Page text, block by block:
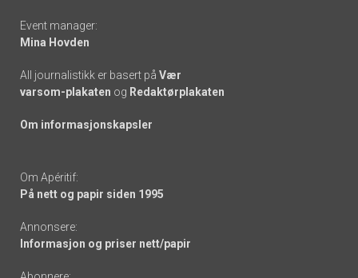
Event manager:
Mina Hovden
All journalistikk er basert på Vær
varsom-plakaten og Redaktørplakaten
Om informasjonskapsler
Om Apéritif:
På nett og papir siden 1995
Annonsere:
Informasjon og priser nett/papir